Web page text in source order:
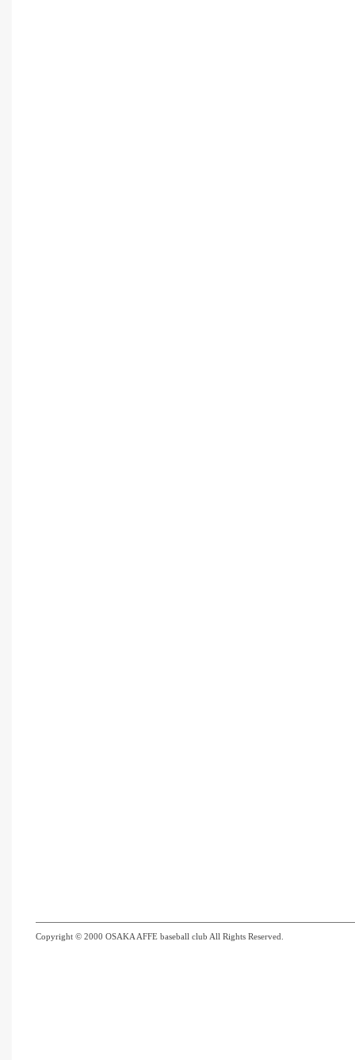
Copyright © 2000 OSAKA AFFE baseball club All Rights Reserved.